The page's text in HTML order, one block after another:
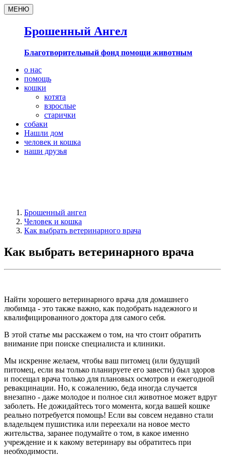
МЕНЮ
Брошенный Ангел
Благотворительный фонд помощи животным
о нас
помощь
кошки
котята
взрослые
старички
собаки
Нашли дом
человек и кошка
наши друзья
Брошенный ангел
Человек и кошка
Как выбрать ветеринарного врача
Как выбрать ветеринарного врача
Найти хорошего ветеринарного врача для домашнего
любимца - это также важно, как подобрать надежного и
квалифицированного доктора для самого себя.
В этой статье мы расскажем о том, на что стоит обратить
внимание при поиске специалиста и клиники.
Мы искренне желаем, чтобы ваш питомец (или будущий
питомец, если вы только планируете его завести) был здоров
и посещал врача только для плановых осмотров и ежегодной
ревакцинации. Но, к сожалению, беда иногда случается
внезапно - даже молодое и полное сил животное может вдруг
заболеть. Не дожидайтесь того момента, когда вашей кошке
реально потребуется помощь! Если вы совсем недавно стали
владельцем пушистика или переехали на новое место
жительства, заранее подумайте о том, в какое именно
учреждение и к какому ветеринару вы обратитесь при
необходимости.